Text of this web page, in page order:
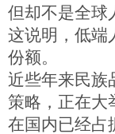
但却不是全球
这说明，低端
份额。
近些年来民族
策略，正在大
在国内已经占